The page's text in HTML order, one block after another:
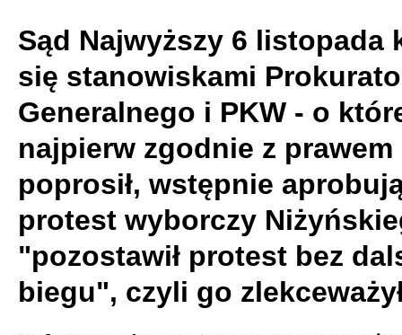
Sąd Najwyższy 6 listopada
się stanowiskami
Generalnego i PKW - o
najpierw zgodnie z prawem
poprosił, wstępnie
protest wyborczy
"pozostawił protest bez
biegu", czyli go